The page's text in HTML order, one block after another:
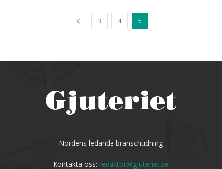
3 4 5
Nordens ledande branschtidning
Kontakta oss: redaktor@gjuteriet.se